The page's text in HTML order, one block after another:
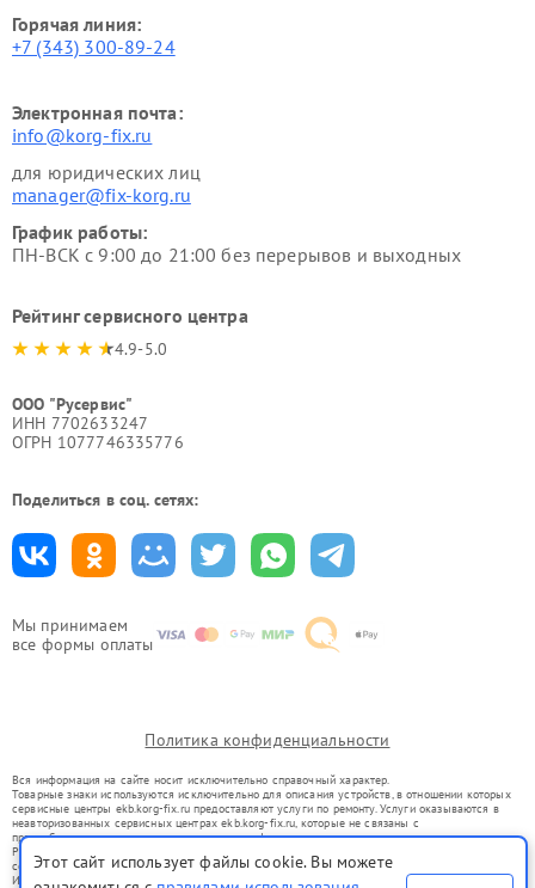
Мы принимаем
все формы оплаты
Горячая линия:
+7 (343) 300-89-24
Электронная почта:
info@korg-fix.ru
для юридических лиц
manager@fix-korg.ru
График работы:
ПН-ВСК с 9:00 до 21:00 без перерывов и выходных
Рейтинг сервисного центра
4.9-5.0
ООО "Русервис"
ИНН 7702633247
ОГРН 1077746335776
Поделиться в соц. сетях:
Политика конфиденциальности
Вся информация на сайте носит исключительно справочный характер.
Товарные знаки используются исключительно для описания устройств, в отношении которых
сервисные центры ekb.korg-fix.ru предоставляют услуги по ремонту. Услуги оказываются в
неавторизованных сервисных центрах ekb.korg-fix.ru, которые не связаны с
правообладателями товарных знаков или их официальными представителями.
Ремонт осуществляется для устройств, уже введенных в гражданский оборот в соответствии
со статьей 1487 ГК РФ.
Использование товарных знаков не преследует цели индивидуализации услуг или введения
Этот сайт использует файлы cookie. Вы можете